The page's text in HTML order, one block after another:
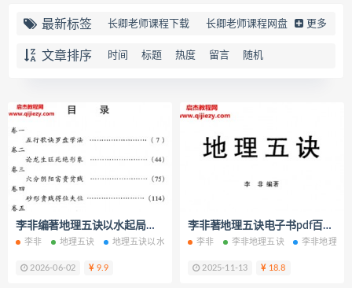
最新标签 长卿老师课程下载 长卿老师课程网盘
长卿老师闲者密训
六爻万象答疑全书下载
六爻万象答疑全书网盘
六爻万象答疑全书pdf
道家八字化解指导册下载
更多
文章排序 时间 标题 热度 留言 随机
李非编著地理五诀以水起局白话评注电子书pdf百度网盘下载学习
李非 地理五诀 地理五诀以水起局 地理五诀白话评注 地理五诀电子书
2026-06-02 9.9
李非著地理五诀电子书pdf百度网盘下载学习
李非 李非地理五诀 李非地理五
2025-11-13 18.8